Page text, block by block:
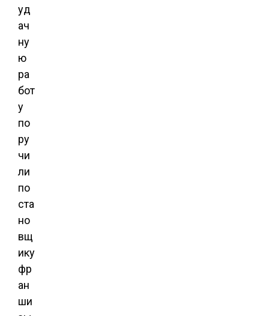
уд
ач
ну
ю
ра
бот
у
по
ру
чи
ли
по
ста
но
вщ
ику
фр
ан
ши